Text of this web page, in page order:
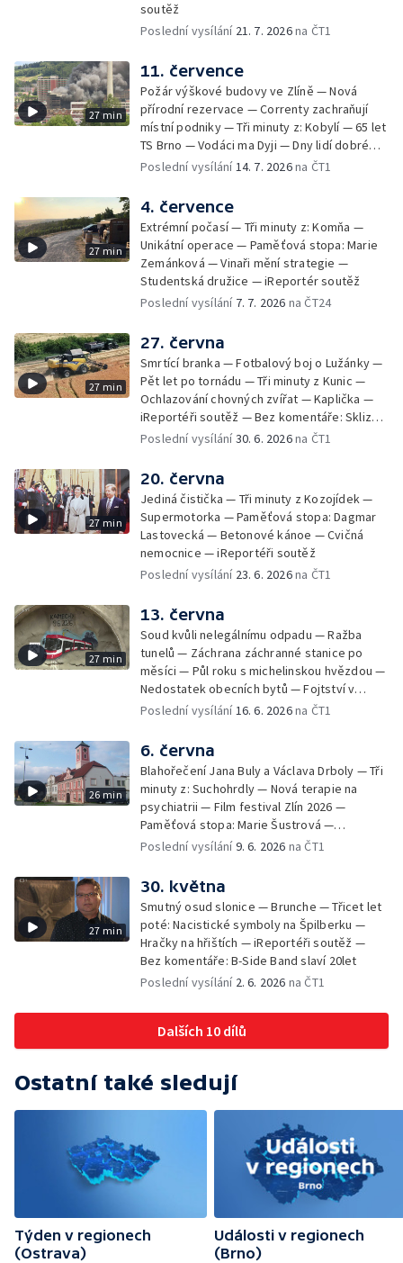
soutěž
Poslední vysílání 21. 7. 2026na ČT1
27 min
11. července
Požár výškové budovy ve Zlíně — Nová
přírodní rezervace — Correnty zachraňují
místní podniky — Tři minuty z: Kobylí — 65 let
TS Brno — Vodáci ma Dyji — Dny lidí dobré
vůle — iReportéři soutěž
Poslední vysílání14. 7. 2026na ČT1
27 min
4. července
Extrémní počasí — Tři minuty z: Komňa —
Unikátní operace — Paměťová stopa: Marie
Zemánková — Vinaři mění strategie —
Studentská družice — iReportér soutěž
Poslední vysílání 7. 7. 2026 na ČT24
27 min
27. června
Smrtící branka — Fotbalový boj o Lužánky —
Pět let po tornádu — Tři minuty z Kunic —
Ochlazování chovných zvířat — Kaplička —
iReportéři soutěž — Bez komentáře: Sklizeň
obilí v Bulharech
Poslední vysílání30. 6. 2026na ČT1
27 min
20. června
Jediná čistička — Tři minuty z Kozojídek —
Supermotorka — Paměťová stopa: Dagmar
Lastovecká — Betonové kánoe — Cvičná
nemocnice — iReportéři soutěž
Poslední vysílání 23. 6. 2026na ČT1
27 min
13. června
Soud kvůli nelegálnímu odpadu — Ražba
tunelů — Záchrana záchranné stanice po
měsíci — Půl roku s michelinskou hvězdou —
Nedostatek obecních bytů — Fojtství v
Jasenné — iReportéři soutěž
Poslední vysílání16. 6. 2026na ČT1
26 min
6. června
Blahořečení Jana Buly a Václava Drboly — Tři
minuty z: Suchohrdly — Nová terapie na
psychiatrii — Film festival Zlín 2026 —
Paměťová stopa: Marie Šustrová —
iReportéři soutěž — Bez komentáře:
Poslední vysílání9. 6. 2026 na ČT1
27 min
30. května
Smutný osud slonice — Brunche — Třicet let
poté: Nacistické symboly na Špilberku —
Hračky na hřištích — iReportéři soutěž —
Bez komentáře: B-Side Band slaví 20let
Poslední vysílání 2. 6. 2026 na ČT1
Dalších 10 dílů
Ostatní také sledují
Týden v regionech
(Ostrava)
Události v regionech
(Brno)